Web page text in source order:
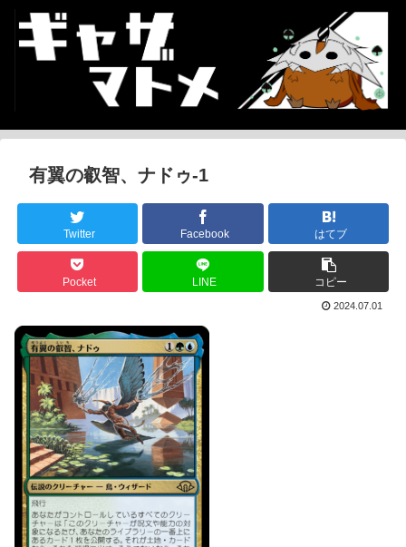
有翼の叡智、ナドゥ-1
Twitter Facebook はてブ
Pocket LINE コピー
2024.07.01